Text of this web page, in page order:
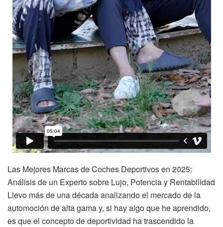
Las Mejores Marcas de Coches Deportivos en 2025:
Análisis de un Experto sobre Lujo, Potencia y Rentabilidad
Llevo más de una década analizando el mercado de la
automoción de alta gama y, si hay algo que he aprendido,
es que el concepto de deportividad ha trascendido la